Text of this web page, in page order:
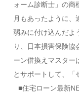
ォーム診断士」の
月もあったように、
弱みに付け込んだよ
り、日本損害保険
ーン借換えマスター
とサポートして、「
⠀■住宅ローン最新